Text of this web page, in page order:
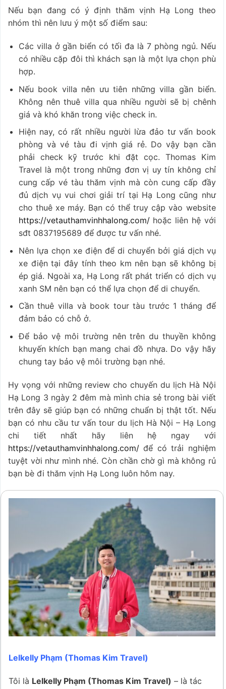
Nếu bạn đang có ý định thăm vịnh Hạ Long theo
nhóm thì nên lưu ý một số điểm sau:
Các villa ở gần biển có tối đa là 7 phòng ngủ. Nếu
có nhiều cặp đôi thì khách sạn là một lựa chọn phù
hợp.
Nếu book villa nên ưu tiên những villa gần biển.
Không nên thuê villa qua nhiều người sẽ bị chênh
giá và khó khăn trong việc check in.
Hiện nay, có rất nhiều người lừa đảo tư vấn book
phòng và vé tàu đi vịnh giá rẻ. Do vậy bạn cần
phải check kỹ trước khi đặt cọc. Thomas Kim
Travel là một trong những đơn vị uy tín không chỉ
cung cấp vé tàu thăm vịnh mà còn cung cấp đầy
đủ dịch vụ vui chơi giải trí tại Hạ Long cũng như
cho thuê xe máy. Bạn có thể truy cập vào website
https://vetauthamvinhhalong.com/hoặc liên hệ với
sđt 0837195689 để được tư vấn nhé.
Nên lựa chọn xe điện để di chuyển bởi giá dịch vụ
xe điện tại đây tính theo km nên bạn sẽ không bị
ép giá. Ngoài xa, Hạ Long rất phát triển có dịch vụ
xanh SM nên bạn có thể lựa chọn để di chuyển.
Cần thuê villa và book tour tàu trước 1 tháng để
đảm bảo có chỗ ở.
Để bảo vệ môi trường nên trên du thuyền không
khuyến khích bạn mang chai đồ nhựa. Do vậy hãy
chung tay bảo vệ môi trường bạn nhé.
Hy vọng với những review cho chuyến du lịch Hà Nội
Hạ Long 3 ngày 2 đêm mà mình chia sẻ trong bài viết
trên đây sẽ giúp bạn có những chuẩn bị thật tốt. Nếu
bạn có nhu cầu tư vấn tour du lịch Hà Nội – Hạ Long
chi tiết nhất hãy liên hệ ngay với
https://vetauthamvinhhalong.com/ để có trải nghiệm
tuyệt vời như mình nhé. Còn chần chờ gì mà không rủ
bạn bè đi thăm vịnh Hạ Long luôn hôm nay.
Lelkelly Phạm (Thomas Kim Travel)
Tôi là Lelkelly Phạm (Thomas Kim Travel) – là tác